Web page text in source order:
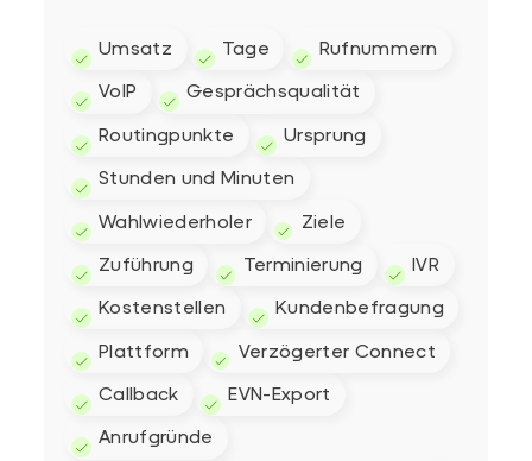
Umsatz Tage
Rufnummern
VoIP
Gesprächsqualität
Routingpunkte
Ursprung
Stunden und Minuten
Wahlwiederholer
Ziele
Zuführung
Terminierung
IVR
Kostenstellen
Kundenbefragung
Plattform
Verzögerter Connect
Callback
EVN-Export
Anrufgründe